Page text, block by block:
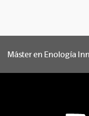
Máster en Enología